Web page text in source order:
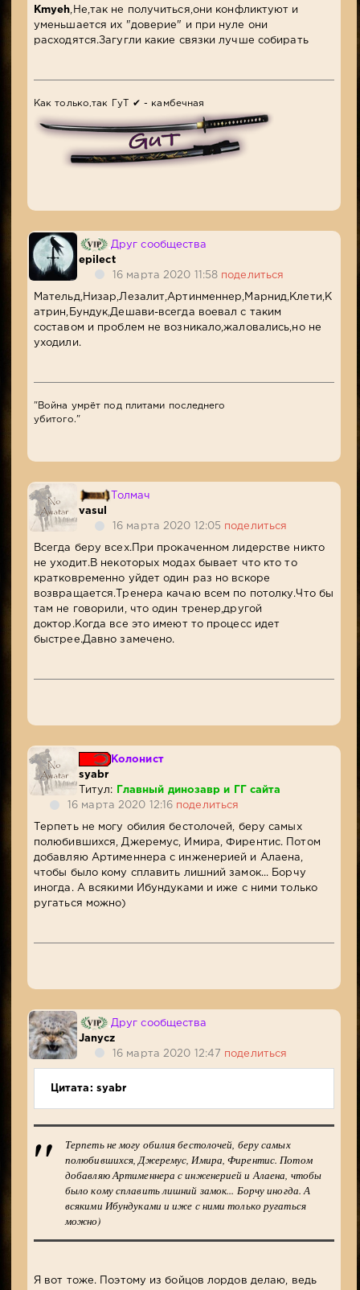
Kmyeh,Не,так не получиться,они конфликтуют и
уменьшается их "доверие" и при нуле они
расходятся.Загугли какие связки лучше собирать
Как только,так ГуТ ✔ - камбечная
Друг сообщества
epilect
16 марта 2020 11:58 поделиться
Мательд,Низар,Лезалит,Артинменнер,Марнид,Клети,К
атрин,Бундук,Дешави-всегда воевал с таким
составом и проблем не возникало,жаловались,но не
уходили.
"Война умрёт под плитами последнего
убитого."
Толмач
vasul
16 марта 2020 12:05
поделиться
Всегда беру всех.При прокаченном лидерстве никто
не уходит.В некоторых модах бывает что кто то
кратковременно уйдет один раз но вскоре
возвращается.Тренера качаю всем по потолку.Что бы
там не говорили, что один тренер,другой
доктор.Когда все это имеют то процесс идет
быстрее.Давно замечено.
Колонист
syabr
Титул:
Главный динозавр и ГГ сайта
16 марта 2020 12:16 поделиться
Терпеть не могу обилия бестолочей, беру самых
полюбившихся, Джеремус, Имира, Фирентис. Потом
добавляю Артименнера с инженерией и Алаена,
чтобы было кому сплавить лишний замок... Борчу
иногда. А всякими Ибундуками и иже с ними только
ругаться можно)
Друг сообщества
Janycz
16 марта 2020 12:47 поделиться
Цитата: syabr
Терпеть не могу обилия бестолочей, беру самых
полюбившихся, Джеремус, Имира, Фирентис. Потом
добавляю Артименнера с инженерией и Алаена, чтобы
было кому сплавить лишний замок... Борчу иногда. А
всякими Ибундуками и иже с ними только ругаться
можно)
Я вот тоже. Поэтому из бойцов лордов делаю, ведь